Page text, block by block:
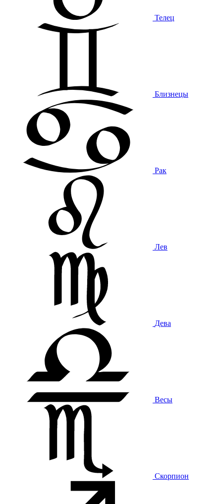
Телец
Близнецы
Рак
Лев
Дева
Весы
Скорпион